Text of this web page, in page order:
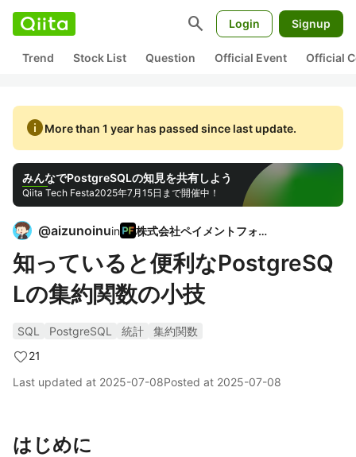
search Login Signup
Trend Stock List Question Official Event Official
infoMore than 1 year has passed since last update.
みんなでPostgreSQLの知見を共有しよう
Qiita Tech Festa2025年7月15日まで開催中！
@aizunoinuin 株式会社ペイメントフォー
知っていると便利なPostgreSQ
Lの集約関数の小技
SQL PostgreSQL 統計
集約関数
21
Last updated at 2025-07-08Posted at 2025-07-08
はじめに